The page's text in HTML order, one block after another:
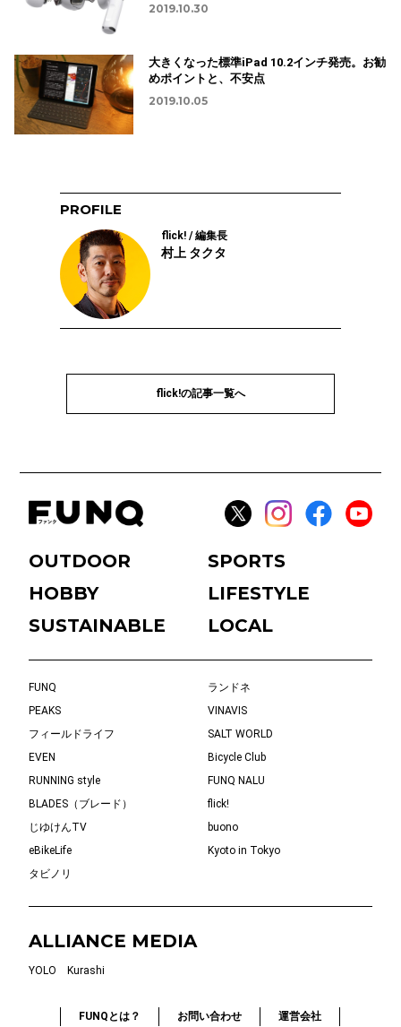
2019.10.30
大きくなった標準iPad 10.2インチ発売。お勧
めポイントと、不安点
2019.10.05
PROFILE
flick! / 編集長
村上 タクタ
flick!の記事一覧へ
OUTDOOR
SPORTS
HOBBY
LIFESTYLE
SUSTAINABLE
LOCAL
FUNQ
ランドネ
PEAKS
VINAVIS
フィールドライフ
SALT WORLD
EVEN
Bicycle Club
RUNNING style
FUNQ NALU
BLADES（ブレード）
flick!
じゆけんTV
buono
eBikeLife
Kyoto in Tokyo
タビノリ
ALLIANCE MEDIA
YOLO Kurashi
FUNQとは？ お問い合わせ 運営会社